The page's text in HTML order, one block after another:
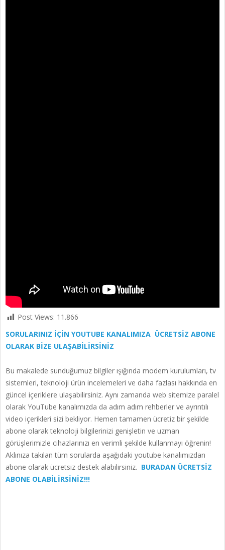
Post Views: 11.866
SORULARINIZ İÇİN YOUTUBE KANALIMIZA ÜCRETSİZ ABONE
OLARAK BİZE ULAŞABİLİRSİNİZ
Bu makalede sunduğumuz bilgiler ışığında modem kurulumları, tv
sistemleri, teknoloji ürün incelemeleri ve daha fazlası hakkında en
güncel içeriklere ulaşabilirsiniz. Aynı zamanda web sitemize paralel
olarak YouTube kanalımızda da adım adım rehberler ve ayrıntılı
video içerikleri sizi bekliyor. Hemen tamamen ücretiz bir şekilde
abone olarak teknoloji bilgilerinizi genişletin ve uzman
görüşlerimizle cihazlarınızı en verimli şekilde kullanmayı öğrenin!
Aklınıza takılan tüm sorularda aşağıdaki youtube kanalımızdan
abone olarak ücretsiz destek alabilirsiniz. BURADAN ÜCRETSİZ
ABONE OLABİLİRSİNİZ!!!